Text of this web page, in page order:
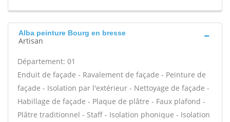
Alba peinture Bourg en bresse
Artisan
Département: 01
Enduit de façade - Ravalement de façade - Peinture de
façade - Isolation par l'extérieur - Nettoyage de façade -
Habillage de façade - Plaque de plâtre - Faux plafond -
Plâtre traditionnel - Staff - Isolation phonique - Isolation